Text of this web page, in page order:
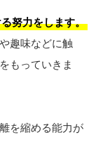
努力をします。
趣味などに触
もっていきま
を縮める能力が